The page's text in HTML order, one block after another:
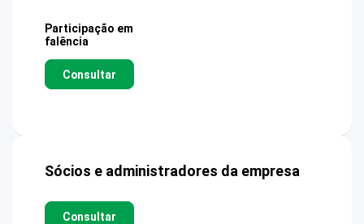
Participação em
falência
Consultar
Sócios e administradores da empresa
Consultar